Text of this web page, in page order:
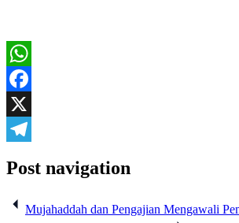
WhatsApp
Facebook
X
Post navigation
Mujahaddah dan Pengajian Mengawali